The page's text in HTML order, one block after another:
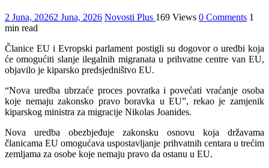
2 Juna, 20262 Juna, 2026 Novosti Plus 169 Views 0 Comments 1
min read
Članice EU i Evropski parlament postigli su dogovor o uredbi koja
će omogućiti slanje ilegalnih migranata u prihvatne centre van EU,
objavilo je kiparsko predsjedništvo EU.
“Nova uredba ubrzaće proces povratka i povećati vraćanje osoba
koje nemaju zakonsko pravo boravka u EU”, rekao je zamjenik
kiparskog ministra za migracije Nikolas Joanides.
Nova uredba obezbjeđuje zakonsku osnovu koja državama
članicama EU omogućava uspostavljanje prihvatnih centara u trećim
zemljama za osobe koje nemaju pravo da ostanu u EU.